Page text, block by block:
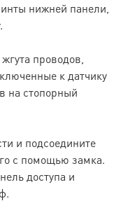
нижней панели,
проводов,
к датчику
на стопорный
и подсоедините
с помощью замка.
доступа и